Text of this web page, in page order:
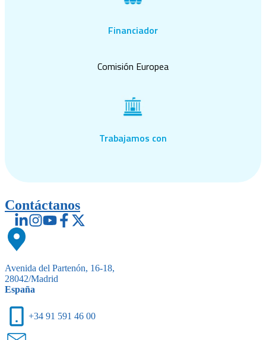
Financiador
Comisión Europea
Trabajamos con
Contáctanos
Avenida del Partenón, 16-18,
28042/Madrid
España
+34 91 591 46 00